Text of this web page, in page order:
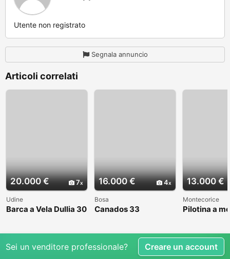
Utente non registrato
Segnala annuncio
Articoli correlati
20.000 € 7
Udine
Barca a Vela Dullia 30
16.000 € 4
Bosa
Canados 33
13.000 €
Montecorice
Pilotina a
Sei un venditore professionale? Creare un account